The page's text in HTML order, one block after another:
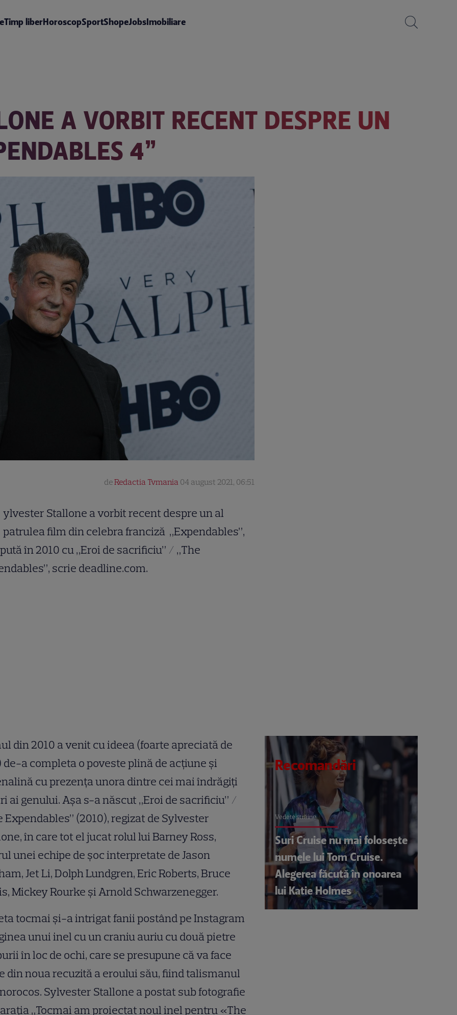
Timp liberHoroscopSportShopeJobsImobiliare
A VORBIT RECENT DESPRE UN
4”
deRedactia Tvmania 04 august 2021, 06:51
ylvester Stallone a vorbit recent despre un al
patrulea film din celebra franciză „Expendables”,
în 2010 cu „Eroi de sacrificiu” / „The
scrie deadline.com.
din 2010 a venit cu ideea (foarte apreciată de
de-a completa o poveste plină de acțiune și
cu prezența unora dintre cei mai îndrăgiți
ai genului. Așa s-a născut „Eroi de sacrificiu” /
Expendables” (2010), regizat de Sylvester
în care tot el jucat rolul lui Barney Ross,
unei echipe de șoc interpretate de Jason
Jet Li, Dolph Lundgren, Eric Roberts, Bruce
Mickey Rourke și Arnold Schwarzenegger.
tocmai și-a intrigat fanii postând pe Instagram
unui inel cu un craniu auriu cu două pietre
în loc de ochi, care se presupune că va face
din noua recuzită a eroului său, fiind talismanul
Sylvester Stallone a postat sub fotografie
„Tocmai am proiectat noul inel pentru «The
Recomandări
Vedete străine
Suri Cruise nu mai folosește
numele lui Tom Cruise.
Alegerea făcută în onoarea
lui Katie Holmes